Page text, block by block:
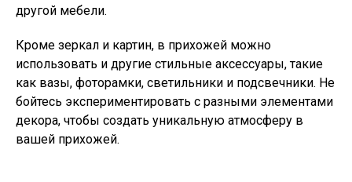
другой мебели.
Кроме зеркал и картин, в прихожей можно
использовать и другие стильные аксессуары, такие
как вазы, фоторамки, светильники и подсвечники. Не
бойтесь экспериментировать с разными элементами
декора, чтобы создать уникальную атмосферу в
вашей прихожей.